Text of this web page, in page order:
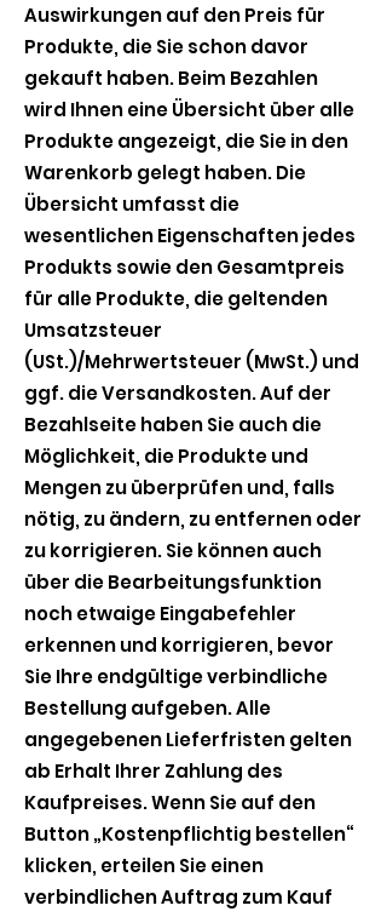
Auswirkungen auf den Preis für
Produkte, die Sie schon davor
gekauft haben. Beim Bezahlen
wird Ihnen eine Übersicht über alle
Produkte angezeigt, die Sie in den
Warenkorb gelegt haben. Die
Übersicht umfasst die
wesentlichen Eigenschaften jedes
Produkts sowie den Gesamtpreis
für alle Produkte, die geltenden
Umsatzsteuer
(USt.)/Mehrwertsteuer (MwSt.) und
ggf. die Versandkosten. Auf der
Bezahlseite haben Sie auch die
Möglichkeit, die Produkte und
Mengen zu überprüfen und, falls
nötig, zu ändern, zu entfernen oder
zu korrigieren. Sie können auch
über die Bearbeitungsfunktion
noch etwaige Eingabefehler
erkennen und korrigieren, bevor
Sie Ihre endgültige verbindliche
Bestellung aufgeben. Alle
angegebenen Lieferfristen gelten
ab Erhalt Ihrer Zahlung des
Kaufpreises. Wenn Sie auf den
Button „Kostenpflichtig bestellen“
klicken, erteilen Sie einen
verbindlichen Auftrag zum Kauf